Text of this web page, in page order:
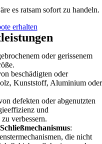
es ratsam sofort zu handeln.
erhalten
oder gerissenem
beschädigten oder
Kunststoff, Aluminium oder
defekten oder abgenutzten
und
verbessern.
:
die nicht